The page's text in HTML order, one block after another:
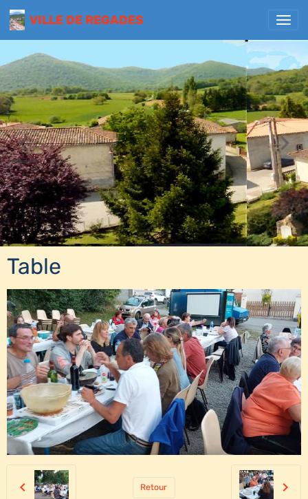
VILLE DE REGADES
Table
Retour